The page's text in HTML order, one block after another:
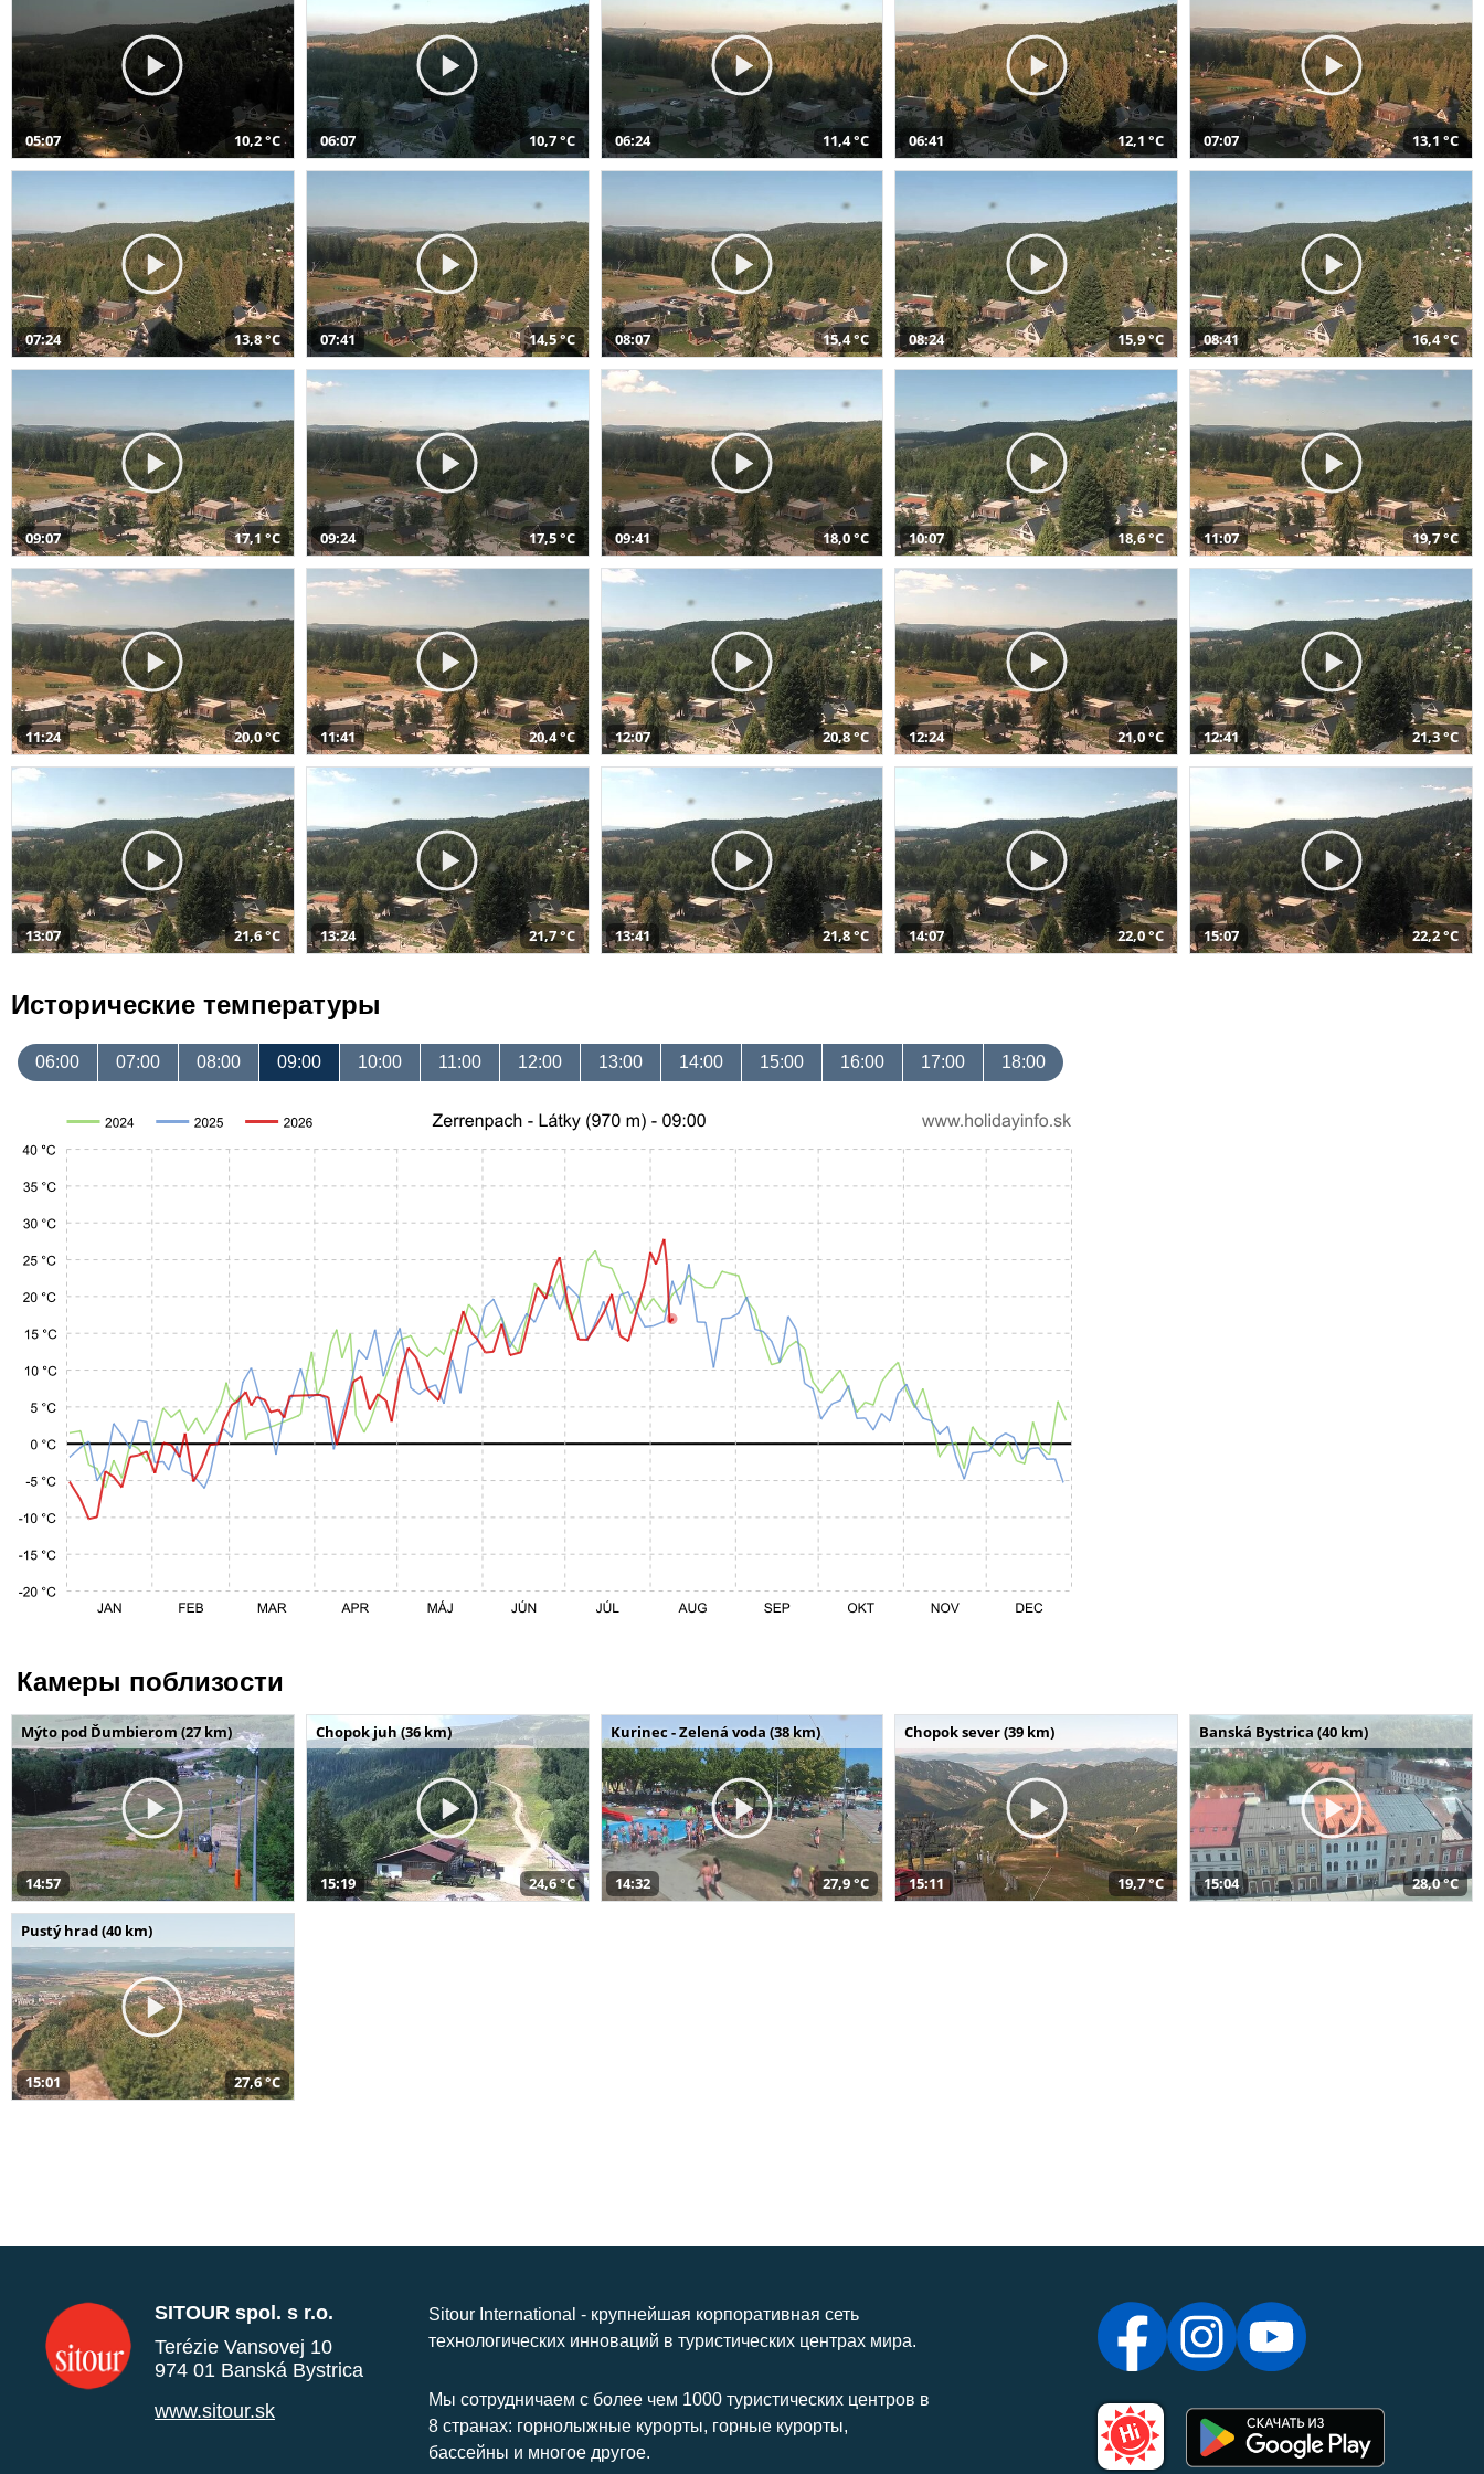
05:07 10,2 °C 06:07 10,7 °C 06:24 11,4 °C 06:41 12,1 °C 07:07 13,1 °C
07:24 13,8 °C 07:41 14,5 °C 08:07 15,4 °C 08:24 15,9 °C 08:41 16,4 °C
09:07 17,1 °C 09:24 17,5 °C 09:41 18,0 °C 10:07 18,6 °C 11:07 19,7 °C
11:24 20,0 °C 11:41 20,4 °C 12:07 20,8 °C 12:24 21,0 °C 12:41 21,3 °C
13:07 21,6 °C 13:24 21,7 °C 13:41 21,8 °C 14:07 22,0 °C 15:07 22,2 °C
Исторические температуры
06:00 07:00 08:00 09:00 10:00 11:00 12:00 13:00 14:00 15:00 16:00 17:00 18:00
Камеры поблизости
Mýto pod Ďumbierom (27 km)
14:57
Chopok juh (36 km)
15:19 24,6 °C
Kurinec - Zelená voda (38 km)
14:32 27,9 °C
Chopok sever (39 km)
15:11 19,7 °C
Banská Bystrica (40 km)
15:04 28,0 °C
Pustý hrad (40 km)
15:01 27,6 °C
SITOUR spol. s r.o.
Terézie Vansovej 10
974 01 Banská Bystrica
www.sitour.sk
Sitour International - крупнейшая корпоративная сеть
технологических инноваций в туристических центрах мира.
Мы сотрудничаем с более чем 1000 туристических центров в
8 странах: горнолыжные курорты, горные курорты,
бассейны и многое другое.